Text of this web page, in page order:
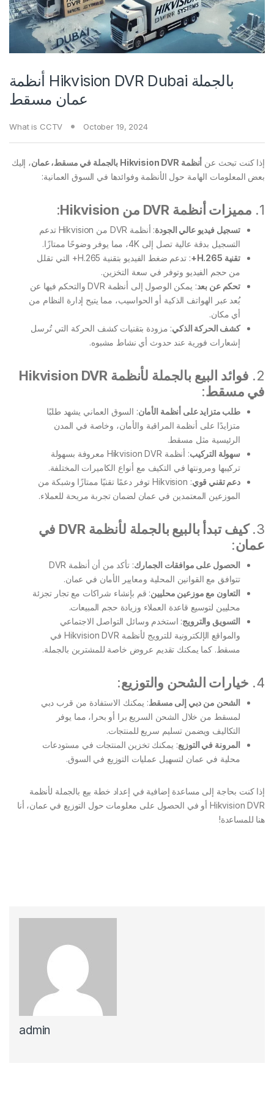
أنظمة Hikvision DVR Dubai بالجملة
عمان مسقط
What is CCTV October 19, 2024
إذا كنت تبحث عن أنظمة Hikvision DVR بالجملة في مسقط، عمان
، إليك
بعض المعلومات الهامة حول الأنظمة وفوائدها في السوق العمانية:
1. مميزات أنظمة DVR من Hikvision :
تسجيل فيديو عالي الجودة
: أنظمة DVR من Hikvision تدعم
التسجيل بدقة عالية تصل إلى 4K، مما يوفر وضوحًا ممتازًا.
تقنية H.265+
: تدعم ضغط الفيديو بتقنية H.265+ التي تقلل
من حجم الفيديو وتوفر في سعة التخزين.
تحكم عن بعد
: يمكن الوصول إلى أنظمة DVR والتحكم فيها عن
بُعد عبر الهواتف الذكية أو الحواسيب، مما يتيح إدارة النظام من
أي مكان.
كشف الحركة الذكي: مزودة بتقنيات كشف الحركة التي تُرسل
إشعارات فورية عند حدوث أي نشاط مشبوه.
2.
فوائد البيع بالجملة لأنظمة Hikvision DVR
في مسقط:
طلب متزايد على أنظمة الأمان: السوق العماني يشهد طلبًا
متزايدًا على أنظمة المراقبة والأمان، وخاصة في المدن
الرئيسية مثل مسقط.
سهولة التركيب
: أنظمة Hikvision DVR معروفة بسهولة
تركيبها ومرونتها في التكيف مع أنواع الكاميرات المختلفة.
دعم تقني قوي
: Hikvision توفر دعمًا تقنيًا ممتازًا وشبكة من
الموزعين المعتمدين في عمان لضمان تجربة مريحة للعملاء.
3.
كيف تبدأ بالبيع بالجملة لأنظمة DVR في
عمان:
الحصول على موافقات الجمارك
: تأكد من أن أنظمة DVR
تتوافق مع القوانين المحلية ومعايير الأمان في عمان.
التعاون مع موزعين محليين: قم بإنشاء شراكات مع تجار تجزئة
محليين لتوسيع قاعدة العملاء وزيادة حجم المبيعات.
التسويق والترويج: استخدم وسائل التواصل الاجتماعي
والمواقع الإلكترونية للترويج لأنظمة Hikvision DVR في
مسقط. كما يمكنك تقديم عروض خاصة للمشترين بالجملة.
4. خيارات الشحن والتوزيع:
الشحن من دبي إلى مسقط: يمكنك الاستفادة من قرب دبي
لمسقط من خلال الشحن السريع برا أو بحرا، مما يوفر
التكاليف ويضمن تسليم سريع للمنتجات.
المرونة في التوزيع: يمكنك تخزين المنتجات في مستودعات
محلية في عمان لتسهيل عمليات التوزيع في السوق.
إذا كنت بحاجة إلى مساعدة إضافية في إعداد خطة بيع بالجملة لأنظمة
Hikvision DVR أو في الحصول على معلومات حول التوزيع في عمان، أنا
هنا للمساعدة!
admin